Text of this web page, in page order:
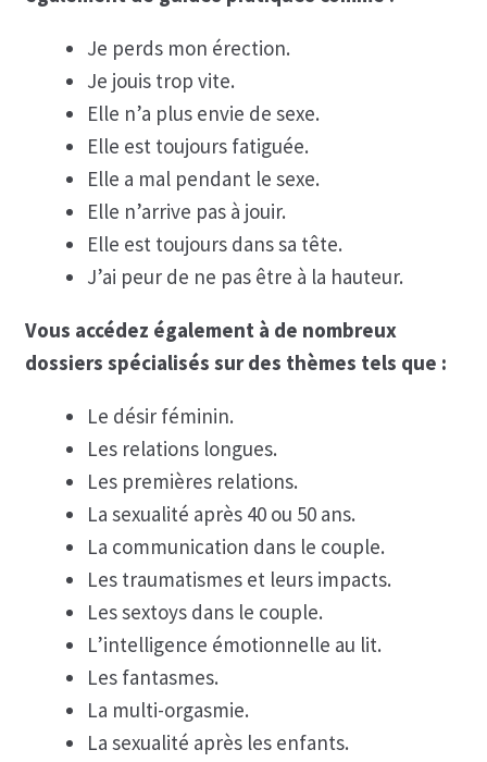
Je perds mon érection.
Je jouis trop vite.
Elle n’a plus envie de sexe.
Elle est toujours fatiguée.
Elle a mal pendant le sexe.
Elle n’arrive pas à jouir.
Elle est toujours dans sa tête.
J’ai peur de ne pas être à la hauteur.
Vous accédez également à de nombreux
dossiers spécialisés sur des thèmes tels que :
Le désir féminin.
Les relations longues.
Les premières relations.
La sexualité après 40 ou 50 ans.
La communication dans le couple.
Les traumatismes et leurs impacts.
Les sextoys dans le couple.
L’intelligence émotionnelle au lit.
Les fantasmes.
La multi-orgasmie.
La sexualité après les enfants.